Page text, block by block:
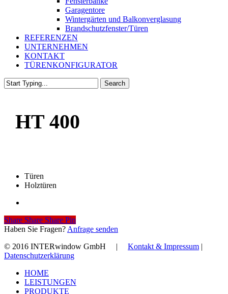
Garagentore
Wintergärten und Balkonverglasung
Brandschutzfenster/Türen
REFERENZEN
UNTERNEHMEN
KONTAKT
TÜRENKONFIGURATOR
Search
HT 400
Türen
Holztüren
Share
Share Share Share Pin
Haben Sie Fragen? Anfrage senden
© 2016 INTERwindow GmbH | Kontakt & Impressum |
Datenschutzerklärung
Close
Menu
HOME
LEISTUNGEN
PRODUKTE